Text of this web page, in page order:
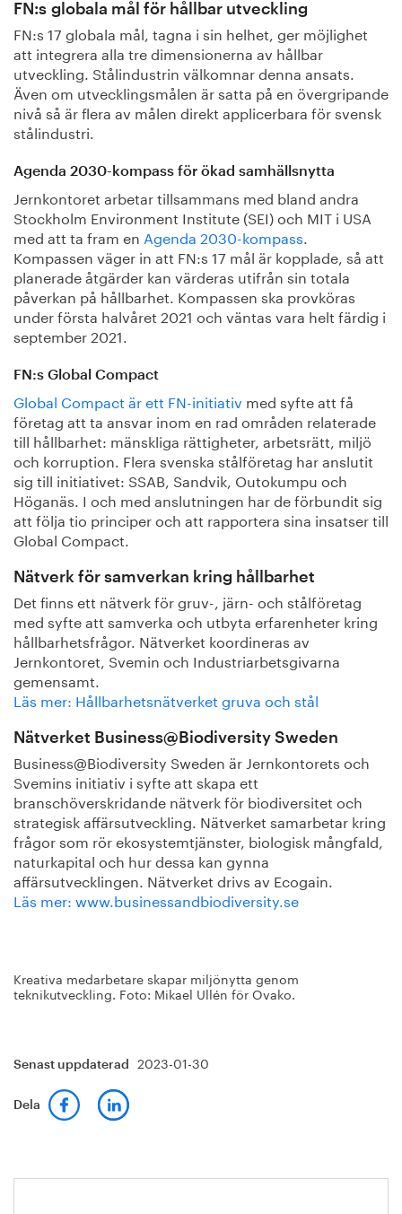
FN:s globala mål för hållbar utveckling
FN:s 17 globala mål, tagna i sin helhet, ger möjlighet
att integrera alla tre dimensionerna av hållbar
utveckling. Stålindustrin välkomnar denna ansats.
Även om utvecklingsmålen är satta på en övergripande
nivå så är flera av målen direkt applicerbara för svensk
stålindustri.
Agenda 2030-kompass för ökad samhällsnytta
Jernkontoret arbetar tillsammans med bland andra
Stockholm Environment Institute (SEI) och MIT i USA
med att ta fram en Agenda 2030-kompass.
Kompassen väger in att FN:s 17 mål är kopplade, så att
planerade åtgärder kan värderas utifrån sin totala
påverkan på hållbarhet. Kompassen ska provköras
under första halvåret 2021 och väntas vara helt färdig i
september 2021.
FN:s Global Compact
Global Compact är ett FN-initiativ med syfte att få
företag att ta ansvar inom en rad områden relaterade
till hållbarhet: mänskliga rättigheter, arbetsrätt, miljö
och korruption. Flera svenska stålföretag har anslutit
sig till initiativet: SSAB, Sandvik, Outokumpu och
Höganäs. I och med anslutningen har de förbundit sig
att följa tio principer och att rapportera sina insatser till
Global Compact.
Nätverk för samverkan kring hållbarhet
Det finns ett nätverk för gruv-, järn- och stålföretag
med syfte att samverka och utbyta erfarenheter kring
hållbarhetsfrågor. Nätverket koordineras av
Jernkontoret, Svemin och Industriarbetsgivarna
gemensamt.
Läs mer: Hållbarhetsnätverket gruva och stål
Nätverket Business@Biodiversity Sweden
Business@Biodiversity Sweden är Jernkontorets och
Svemins initiativ i syfte att skapa ett
branschöverskridande nätverk för biodiversitet och
strategisk affärsutveckling. Nätverket samarbetar kring
frågor som rör ekosystemtjänster, biologisk mångfald,
naturkapital och hur dessa kan gynna
affärsutvecklingen. Nätverket drivs av Ecogain.
Läs mer: www.businessandbiodiversity.se
Kreativa medarbetare skapar miljönytta genom
teknikutveckling. Foto: Mikael Ullén för Ovako.
Senast uppdaterad 2023-01-30
Dela